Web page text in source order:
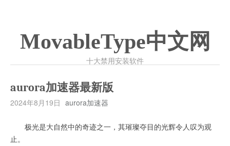
MovableType中文网
十大禁用安装软件
aurora加速器最新版
2024年8月19日 aurora加速器
极光是大自然中的奇迹之一，其璀璨夺目的光辉令人叹为观
止。